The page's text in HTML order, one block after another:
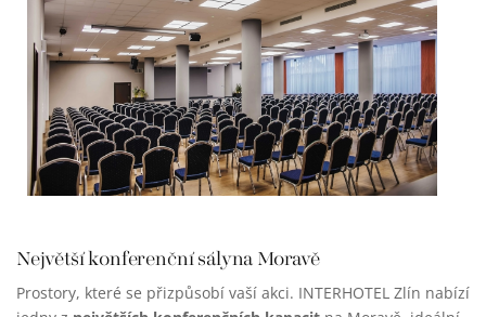
Největší konferenční sályna Moravě
Prostory, které se přizpůsobí vaší akci. INTERHOTEL Zlín nabízí